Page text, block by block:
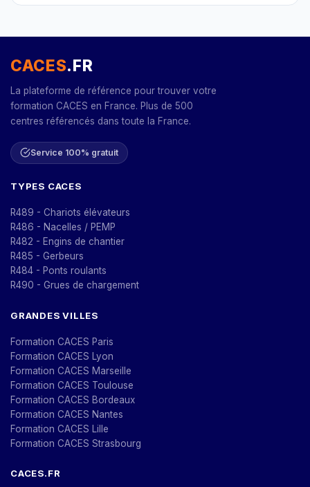
CACES.FR
La plateforme de référence pour trouver votre
formation CACES en France. Plus de 500
centres référencés dans toute la France.
Service 100% gratuit
TYPES CACES
R489 - Chariots élévateurs
R486 - Nacelles / PEMP
R482 - Engins de chantier
R485 - Gerbeurs
R484 - Ponts roulants
R490 - Grues de chargement
GRANDES VILLES
Formation CACES Paris
Formation CACES Lyon
Formation CACES Marseille
Formation CACES Toulouse
Formation CACES Bordeaux
Formation CACES Nantes
Formation CACES Lille
Formation CACES Strasbourg
CACES.FR